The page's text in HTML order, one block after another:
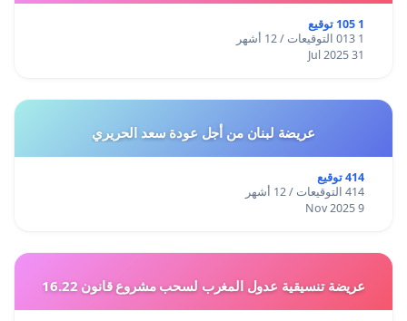
1 105 توقيع
1 013 التوقيعات / 12 أشهر
31 Jul 2025
عريضة لبنان من أجل عودة سعد الحريري
414 توقيع
414 التوقيعات / 12 أشهر
9 Nov 2025
عريضة تنسيقية عدول المغرب لسحب مشروع قانون 16.22